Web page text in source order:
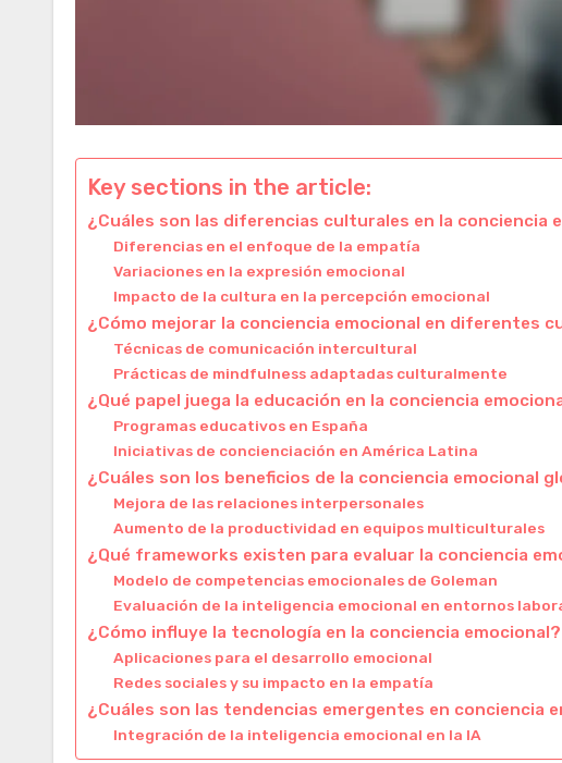
Key sections in the article:
¿Cuáles son las diferencias culturales en la conciencia
Diferencias en el enfoque de la empatía
Variaciones en la expresión emocional
Impacto de la cultura en la percepción emocional
¿Cómo mejorar la conciencia emocional en diferentes
Técnicas de comunicación intercultural
Prácticas de mindfulness adaptadas culturalmente
¿Qué papel juega la educación en la conciencia
Programas educativos en España
Iniciativas de concienciación en América Latina
¿Cuáles son los beneficios de la conciencia emocional
Mejora de las relaciones interpersonales
Aumento de la productividad en equipos multiculturales
¿Qué frameworks existen para evaluar la conciencia
Modelo de competencias emocionales de Goleman
Evaluación de la inteligencia emocional en entornos
¿Cómo influye la tecnología en la conciencia emocional?
Aplicaciones para el desarrollo emocional
Redes sociales y su impacto en la empatía
¿Cuáles son las tendencias emergentes en conciencia
Integración de la inteligencia emocional en la IA